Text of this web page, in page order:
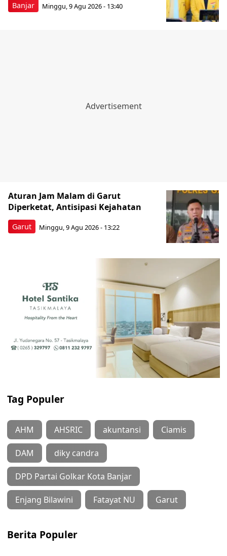
Banjar Minggu, 9 Agu 2026 - 13:40
Garut
Aturan Jam Malam di Garut
Diperketat, Antisipasi Kejahatan
Minggu, 9 Agu 2026 - 13:22
Tag Populer
AHM AHSRIC akuntansi Ciamis
DAM diky candra
DPD Partai Golkar Kota Banjar
Enjang Bilawini Fatayat NU Garut
Berita Populer